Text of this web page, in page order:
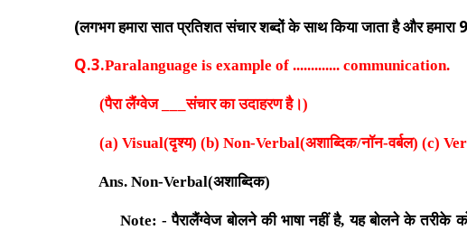
(लगभग हमारा सात प्रतिशत संचार शब्दों के साथ किया जाता है और हमारा
Q.3.Paralanguage is example of ............. communication.
(पैरा लैंग्वेज ___संचार का उदाहरण है।)
(a) Visual(दृश्य) (b) Non-Verbal(अशाब्दिक/नॉन-वर्बल) (c)
Ans. Non-Verbal(अशाब्दिक)
Note: - पैरालैंग्वेज बोलने की भाषा नहीं है, यह बोलने के तरीके